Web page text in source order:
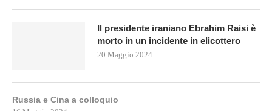
Il presidente iraniano Ebrahim Raisi è
morto in un incidente in elicottero
20 Maggio 2024
Russia e Cina a colloquio